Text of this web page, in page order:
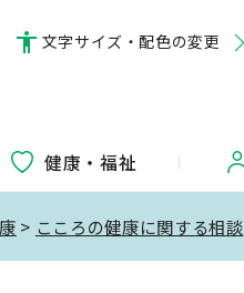
文字サイズ・配色の変更
健康・福祉
> こころの健康に関する相談